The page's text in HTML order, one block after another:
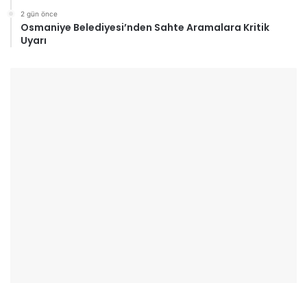
2 gün önce
Osmaniye Belediyesi’nden Sahte Aramalara Kritik
Uyarı